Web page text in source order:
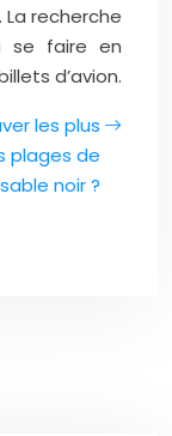
recherche
se faire en
d’avion.
les plus
plages de
sable noir ?